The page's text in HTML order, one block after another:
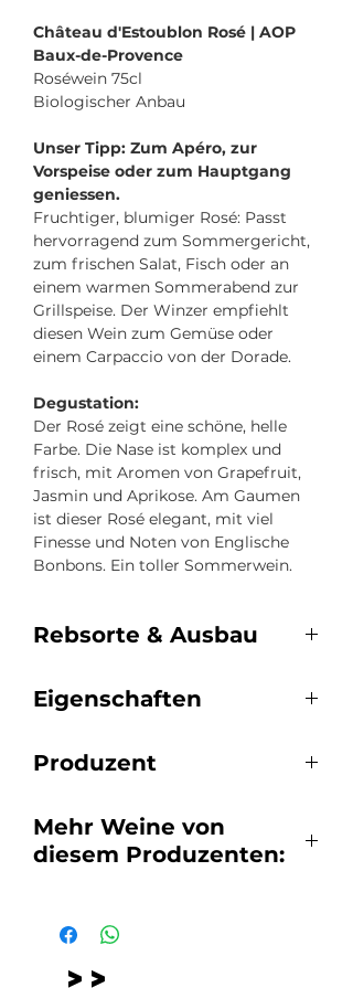
Château d'Estoublon Rosé | AOP
Baux-de-Provence
Roséwein 75cl
Biologischer Anbau
Unser Tipp: Zum Apéro, zur
Vorspeise oder zum Hauptgang
geniessen.
Fruchtiger, blumiger Rosé: Passt
hervorragend zum Sommergericht,
zum frischen Salat, Fisch oder an
einem warmen Sommerabend zur
Grillspeise. Der Winzer empfiehlt
diesen Wein zum Gemüse oder
einem Carpaccio von der Dorade.
Degustation:
Der Rosé zeigt eine schöne, helle
Farbe. Die Nase ist komplex und
frisch, mit Aromen von Grapefruit,
Jasmin und Aprikose. Am Gaumen
ist dieser Rosé elegant, mit viel
Finesse und Noten von Englische
Bonbons. Ein toller Sommerwein.
Rebsorte & Ausbau
Cabernet Sauvignon,
Ausbau:
Eigenschaften
8-12°C
Lagerpotential: 2 Jahre
Produzent
Fontvielle
Départment: 13, Bouches-du-
Mehr Weine von
diesem Produzenten:
>>